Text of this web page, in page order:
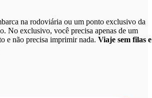
na rodoviária ou um ponto exclusivo da
No exclusivo, você precisa apenas de um
e não precisa imprimir nada. Viaje sem filas e